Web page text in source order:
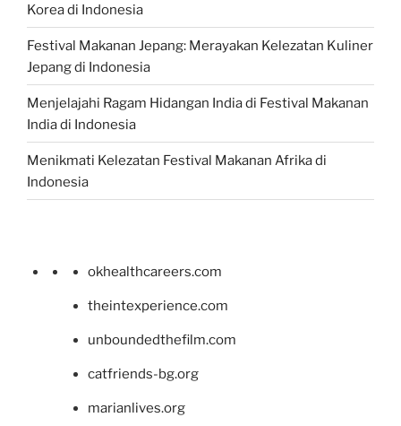
Korea di Indonesia
Festival Makanan Jepang: Merayakan Kelezatan Kuliner
Jepang di Indonesia
Menjelajahi Ragam Hidangan India di Festival Makanan
India di Indonesia
Menikmati Kelezatan Festival Makanan Afrika di
Indonesia
okhealthcareers.com
theintexperience.com
unboundedthefilm.com
catfriends-bg.org
marianlives.org